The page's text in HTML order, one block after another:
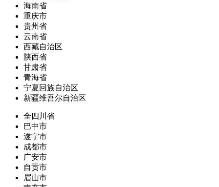
海南省
重庆市
贵州省
云南省
西藏自治区
陕西省
甘肃省
青海省
宁夏回族自治区
新疆维吾尔自治区
全四川省
巴中市
遂宁市
成都市
广安市
自贡市
眉山市